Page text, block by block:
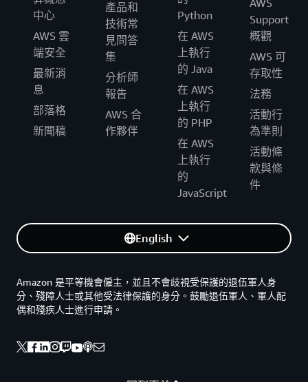
中心
AWS 雲
端安全
最新消
息
部落格
新聞稿
產品和
技術常
見問答
集
分析師
報告
AWS 合
作夥伴
Python
在 AWS
上執行
的 Java
在 AWS
上執行
的 PHP
在 AWS
上執行
的
JavaScript
AWS
Support
概觀
AWS 可
存取性
法務
活動行
為準則
活動條
款與條
件
English
Amazon 是平等機會僱主，並且不會歧視受保護的退伍軍人身
分、殘障人士或其他受法律保護的身分。鼓勵退伍軍人、軍人配
偶和殘疾人士進行申請。